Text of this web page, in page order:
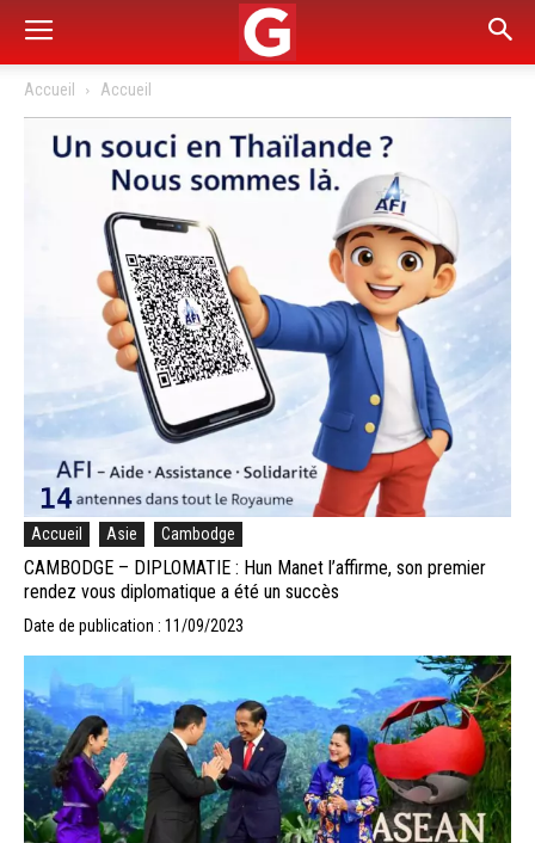
Accueil Accueil
Accueil Asie Cambodge
CAMBODGE – DIPLOMATIE : Hun Manet l’affirme, son premier
rendez vous diplomatique a été un succès
Date de publication : 11/09/2023